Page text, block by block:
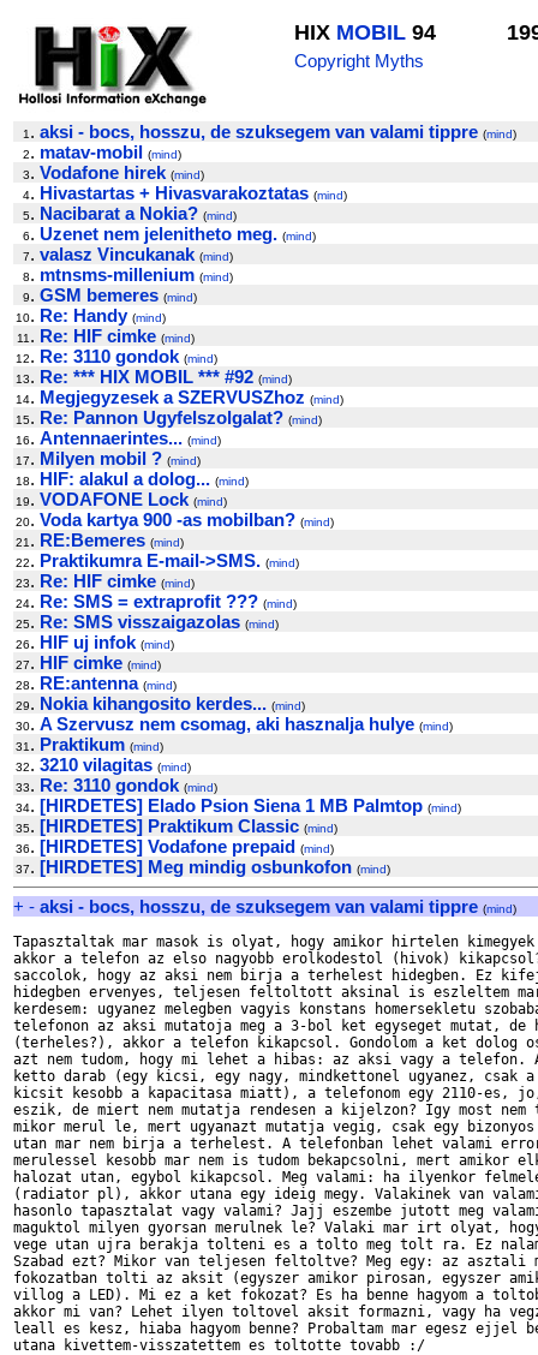
HIX MOBIL 94
Copyright Myths
1 . aksi - bocs, hosszu, de szuksegem van valami tippre (mind)
2. matav-mobil (mind)
3. Vodafone hirek (mind)
4. Hivastartas + Hivasvarakoztatas (mind)
5. Nacibarat a Nokia? (mind)
6. Uzenet nem jelenitheto meg. (mind)
7. valasz Vincukanak (mind)
8. mtnsms-millenium (mind)
9. GSM bemeres (mind)
10. Re: Handy (mind)
11 . Re: HIF cimke (mind)
12. Re: 3110 gondok (mind)
13. Re: *** HIX MOBIL *** #92 (mind)
14. Megjegyzesek a SZERVUSZhoz (mind)
15. Re: Pannon Ugyfelszolgalat? (mind)
16. Antennaerintes... (mind)
17. Milyen mobil ? (mind)
18. HIF: alakul a dolog... (mind)
19. VODAFONE Lock (mind)
20. Voda kartya 900 -as mobilban? (mind)
21 . RE:Bemeres (mind)
22. Praktikumra E-mail->SMS. (mind)
23. Re: HIF cimke (mind)
24. Re: SMS = extraprofit ??? (mind)
25. Re: SMS visszaigazolas (mind)
26. HIF uj infok (mind)
27. HIF cimke (mind)
28. RE:antenna (mind)
29. Nokia kihangosito kerdes... (mind)
30. A Szervusz nem csomag, aki hasznalja hulye (mind)
31 . Praktikum (mind)
32. 3210 vilagitas (mind)
33. Re: 3110 gondok (mind)
34. [HIRDETES] Elado Psion Siena 1 MB Palmtop (mind)
35. [HIRDETES] Praktikum Classic (mind)
36. [HIRDETES] Vodafone prepaid (mind)
37. [HIRDETES] Meg mindig osbunkofon (mind)
+ - aksi - bocs, hosszu, de szuksegem van valami tippre (mind)
Tapasztaltak mar masok is olyat, hogy amikor hirtelen
akkor a telefon az elso nagyobb erolkodestol (hivok)
saccolok, hogy az aksi nem birja a terhelest hidegben. Ez
hidegben ervenyes, teljesen feltoltott aksinal is eszleltem
kerdesem: ugyanez melegben vagyis konstans homersekletu
telefonon az aksi mutatoja meg a 3-bol ket egyseget mutat, de
(terheles?), akkor a telefon kikapcsol. Gondolom a ket dolog
azt nem tudom, hogy mi lehet a hibas: az aksi vagy a telefon.
ketto darab (egy kicsi, egy nagy, mindkettonel ugyanez, csak a
kicsit kesobb a kapacitasa miatt), a telefonom egy 2110-es,
eszik, de miert nem mutatja rendesen a kijelzon? Igy most nem
mikor merul le, mert ugyanazt mutatja vegig, csak egy
utan mar nem birja a terhelest. A telefonban lehet valami
merulessel kesobb mar nem is tudom bekapcsolni, mert amikor
halozat utan, egybol kikapcsol. Meg valami: ha ilyenkor
(radiator pl), akkor utana egy ideig megy. Valakinek van
hasonlo tapasztalat vagy valami? Jajj eszembe jutott meg
maguktol milyen gyorsan merulnek le? Valaki mar irt olyat,
vege utan ujra berakja tolteni es a tolto meg tolt ra. Ez
Szabad ezt? Mikor van teljesen feltoltve? Meg egy: az
fokozatban tolti az aksit (egyszer amikor pirosan, egyszer
villog a LED). Mi ez a ket fokozat? Es ha benne hagyom a
akkor mi van? Lehet ilyen toltovel aksit formazni, vagy ha
leall es kesz, hiaba hagyom benne? Probaltam mar egesz ejjel
utana kivettem-visszatettem es toltotte tovabb :/